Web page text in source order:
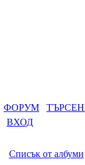
ФОРУМ
ВХОД
Списък от албуми